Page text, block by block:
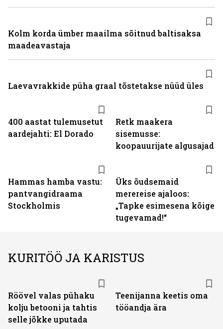
400 aastat tulemusetut
aardejahti: El Dorado
Retk maakera
sisemusse:
koopauurijate algusajad
Hammas hamba vastu:
pantvangi­draama
Stockholmis
Üks õudsemaid
merereise ajaloos:
„Tapke esimesena kõige
tugevamad!“
Kolm korda ümber maailma sõitnud baltisaksa
maadeavastaja
Laevavrakkide püha graal tõstetakse nüüd üles
KURITÖÖ JA KARISTUS
Röövel valas pühaku
kolju betooni ja tahtis
selle jõkke uputada
Teenijanna keetis oma
tööandja ära